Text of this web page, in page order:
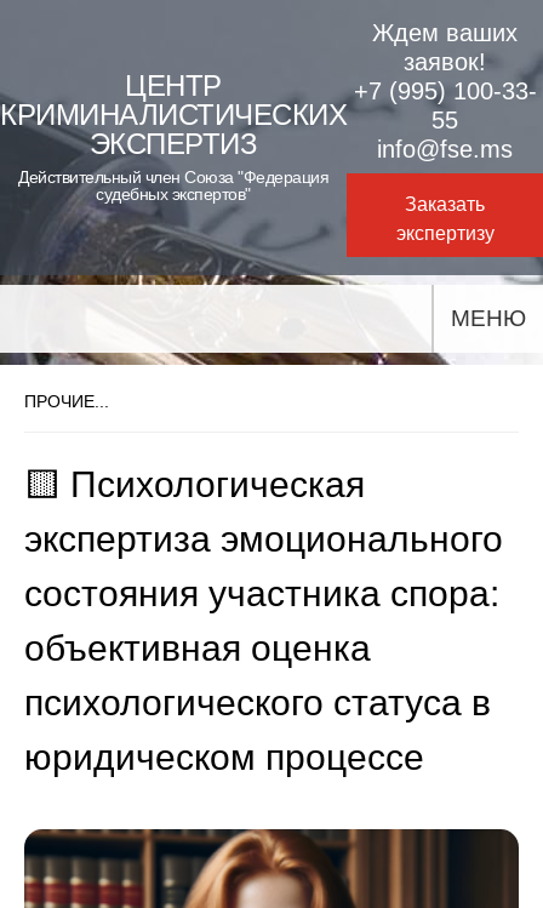
content
ЦЕНТР
КРИМИНАЛИСТИЧЕСКИХ
ЭКСПЕРТИЗ
Действительный член Союза "Федерация
судебных экспертов"
Ждем ваших
заявок!
+7 (995) 100-33-
55
info@fse.ms
Заказать
экспертизу
МЕНЮ
ПРОЧИЕ...
🟨 Психологическая
экспертиза эмоционального
состояния участника спора:
объективная оценка
психологического статуса в
юридическом процессе